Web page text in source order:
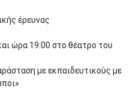
έρευνας
ώρα 19:00 στο θέατρο του
με εκπαιδευτικούς με